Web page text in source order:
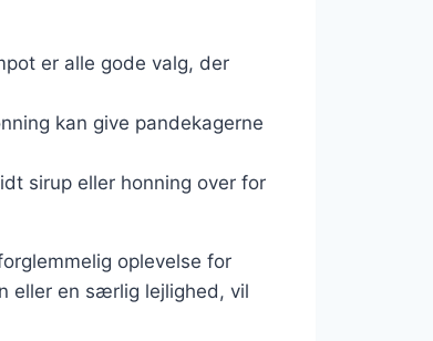
er alle gode valg, der
kan give pandekagerne
sirup eller honning over for
oplevelse for
eller en særlig lejlighed, vil